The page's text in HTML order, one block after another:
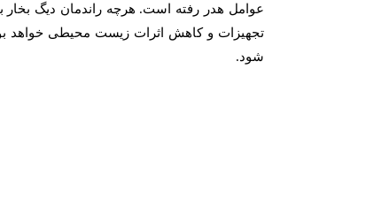
عوامل هدر رفته است. هرچه راندمان دیگ
تجهیزات و کاهش اثرات زیست محیطی خواهد
شود.